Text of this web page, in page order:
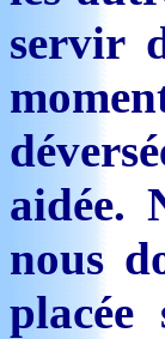
servir
aidée.
nous